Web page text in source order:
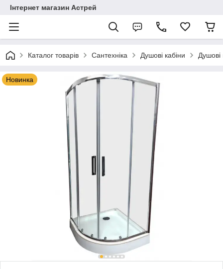
Інтернет магазин Астрей
Каталог товарів Сантехніка Душові кабіни Душові
Новинка